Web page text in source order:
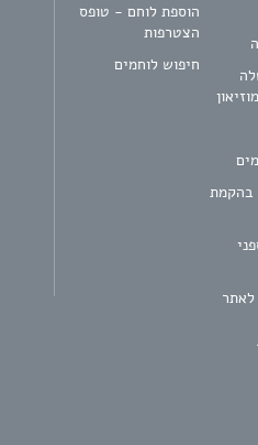
בהקמת
לאתר
הוספת לוחם - טופס
הצטרפות
חיפוש לוחמים